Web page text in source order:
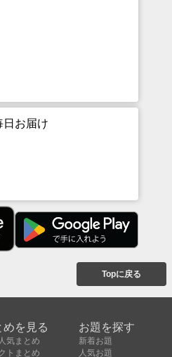
日お届け
Topに戻る
めを見る
気まとめ
トまとめ
お題を探す
新着お題
人気お題